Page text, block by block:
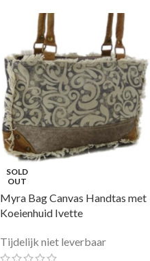
SOLD
OUT
Myra Bag Canvas Handtas met
Koeienhuid Ivette
Tijdelijk niet leverbaar